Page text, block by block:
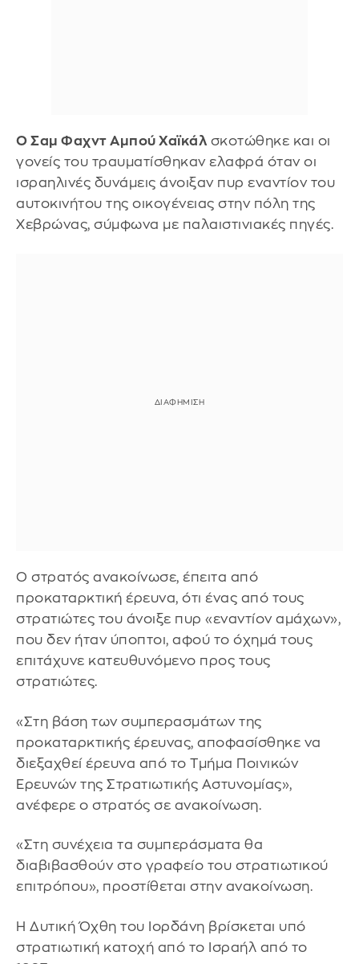
Ο Σαμ Φαχντ Αμπού Χαϊκάλ σκοτώθηκε και οι
γονείς του τραυματίσθηκαν ελαφρά όταν οι
ισραηλινές δυνάμεις άνοιξαν πυρ εναντίον του
αυτοκινήτου της οικογένειας στην πόλη της
Χεβρώνας, σύμφωνα με παλαιστινιακές πηγές.
Ο στρατός ανακοίνωσε, έπειτα από
προκαταρκτική έρευνα, ότι ένας από τους
στρατιώτες του άνοιξε πυρ «εναντίον αμάχων»,
που δεν ήταν ύποπτοι, αφού το όχημά τους
επιτάχυνε κατευθυνόμενο προς τους
στρατιώτες.
«Στη βάση των συμπερασμάτων της
προκαταρκτικής έρευνας, αποφασίσθηκε να
διεξαχθεί έρευνα από το Τμήμα Ποινικών
Ερευνών της Στρατιωτικής Αστυνομίας»,
ανέφερε ο στρατός σε ανακοίνωση.
«Στη συνέχεια τα συμπεράσματα θα
διαβιβασθούν στο γραφείο του στρατιωτικού
επιτρόπου», προστίθεται στην ανακοίνωση.
Η Δυτική Όχθη του Ιορδάνη βρίσκεται υπό
στρατιωτική κατοχή από το Ισραήλ από το